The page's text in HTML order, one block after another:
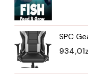
SPC
934,01